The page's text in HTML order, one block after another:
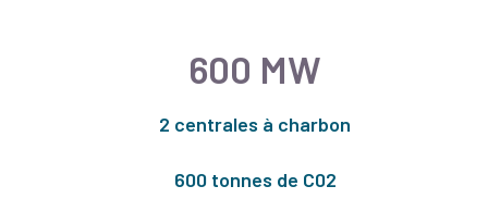
600 MW
2 centrales à charbon
600 tonnes de C02